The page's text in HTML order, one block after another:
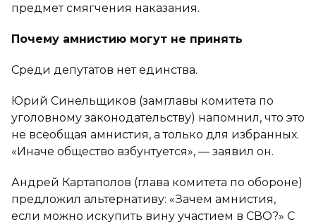
предмет смягчения наказания.
Почему амнистию могут не принять
Среди депутатов нет единства.
Юрий Синельщиков (замглавы комитета по
уголовному законодательству) напомнил, что это
не всеобщая амнистия, а только для избранных.
«Иначе общество взбунтуется», — заявил он.
Андрей Картаполов (глава комитета по обороне)
предложил альтернативу: «Зачем амнистия,
если можно искупить вину участием в СВО?» С